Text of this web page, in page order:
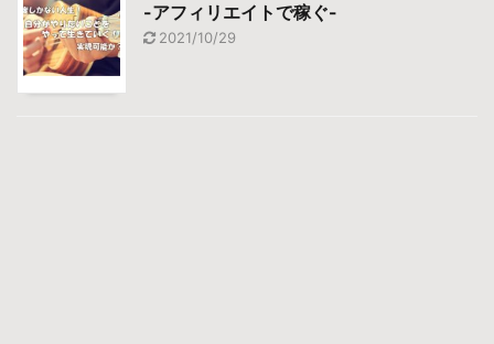
-アフィリエイトで稼ぐ-
2021/10/29